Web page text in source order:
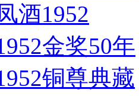
酒1952
金奖50年
铜尊典藏